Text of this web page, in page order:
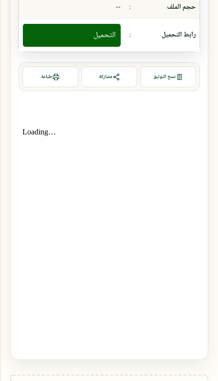
حجم الملف
:
--
رابط التحميل : التحميل
نسخ التوثيق مشاركة طباعة